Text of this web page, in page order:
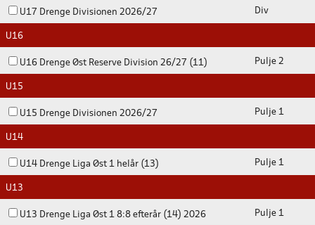
U17 Drenge Divisionen 2026/27 Div
U16
U16 Drenge Øst Reserve Division 26/27 (11) Pulje 2
U15
U15 Drenge Divisionen 2026/27 Pulje 1
U14
U14 Drenge Liga Øst 1 helår (13) Pulje 1
U13
U13 Drenge Liga Øst 1 8:8 efterår (14) 2026 Pulje 1